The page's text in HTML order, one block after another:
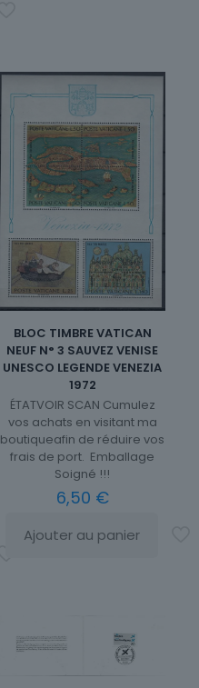
BLOC TIMBRE VATICAN
NEUF N° 3 SAUVEZ VENISE
UNESCO LEGENDE VENEZIA
1972
ÉTATVOIR SCAN Cumulez
vos achats en visitant ma
boutiqueafin de réduire vos
frais de port. Emballage
Soigné !!!
6,50 €
Ajouter au panier